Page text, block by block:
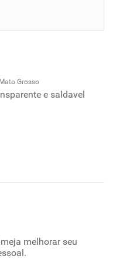
Grosso
e saldavel
melhorar seu